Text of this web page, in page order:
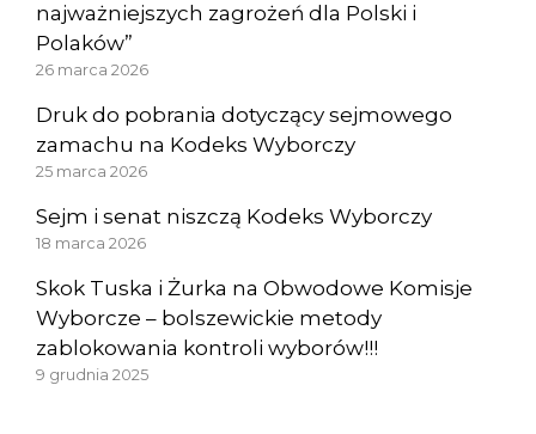
najważniejszych zagrożeń dla Polski i
Polaków”
26 marca 2026
Druk do pobrania dotyczący sejmowego
zamachu na Kodeks Wyborczy
25 marca 2026
Sejm i senat niszczą Kodeks Wyborczy
18 marca 2026
Skok Tuska i Żurka na Obwodowe Komisje
Wyborcze – bolszewickie metody
zablokowania kontroli wyborów!!!
9 grudnia 2025